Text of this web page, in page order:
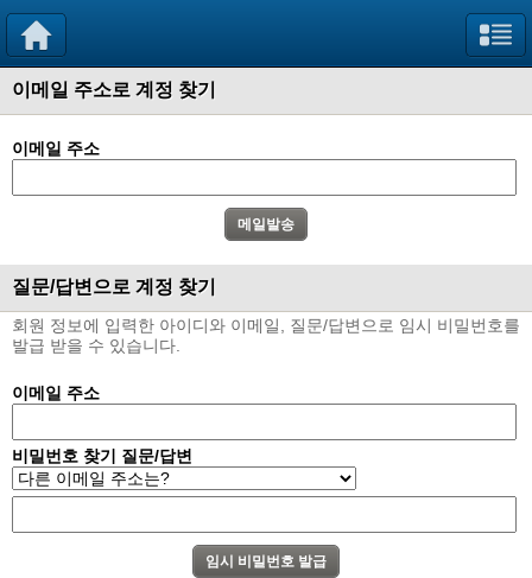
이메일 주소로 계정 찾기
이메일 주소
질문/답변으로 계정 찾기
회원 정보에 입력한 아이디와 이메일, 질문/답변으로 임시 비밀번호를
발급 받을 수 있습니다.
이메일 주소
비밀번호 찾기 질문/답변